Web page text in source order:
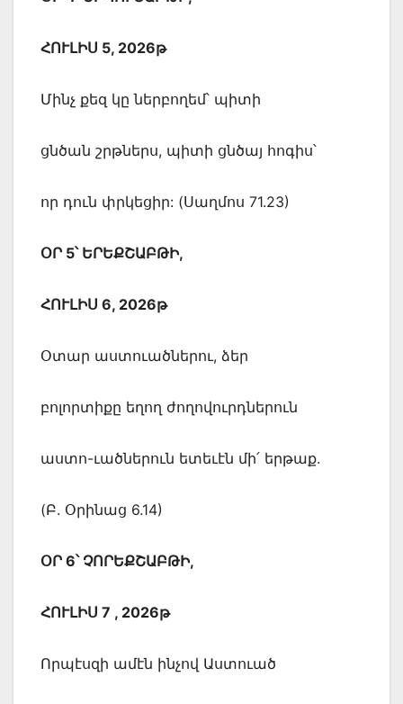
ՀՈՒԼԻՍ 5, 2026թ
Մինչ քեզ կը ներբողեմ՝ պիտի
ցնծան շրթներս, պիտի ցնծայ հոգիս՝
որ դուն փրկեցիր: (Սաղմոս 71.23)
ՕՐ 5՝ ԵՐԵՔՇԱԲԹԻ,
ՀՈՒԼԻՍ 6, 2026թ
Օտար աստուածներու, ձեր
բոլորտիքը եղող ժողովուրդներուն
աստո-ւածներուն ետեւէն մի՛ երթաք.
(Բ. Օրինաց 6.14)
ՕՐ 6՝ ՉՈՐԵՔՇԱԲԹԻ,
ՀՈՒԼԻՍ 7 , 2026թ
Որպէսզի ամէն ինչով Աստուած